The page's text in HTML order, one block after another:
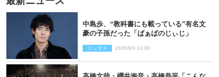
中島歩、“教科書にも載っている”有名文
豪の子孫だった「ばぁばのじぃじ」
エンタメ 2026/8/9 13:00